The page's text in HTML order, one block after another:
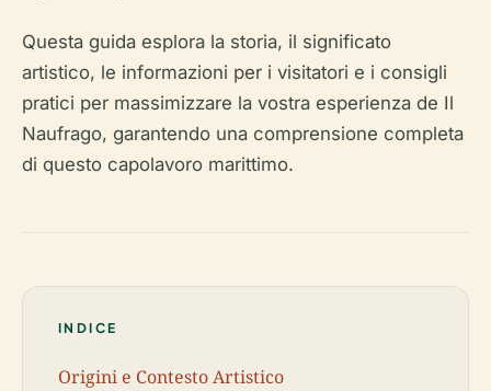
Questa guida esplora la storia, il significato
artistico, le informazioni per i visitatori e i consigli
pratici per massimizzare la vostra esperienza de Il
Naufrago, garantendo una comprensione completa
di questo capolavoro marittimo.
INDICE
Origini e Contesto Artistico